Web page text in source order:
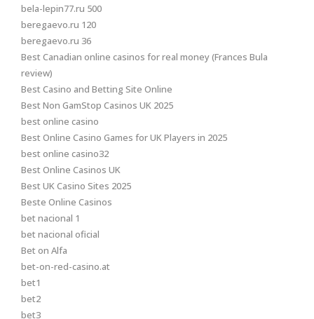
bela-lepin77.ru 500
beregaevo.ru 120
beregaevo.ru 36
Best Canadian online casinos for real money (Frances Bula
review)
Best Casino and Betting Site Online
Best Non GamStop Casinos UK 2025
best online casino
Best Online Casino Games for UK Players in 2025
best online casino32
Best Online Casinos UK
Best UK Casino Sites 2025
Beste Online Casinos
bet nacional 1
bet nacional oficial
Bet on Alfa
bet-on-red-casino.at
bet1
bet2
bet3